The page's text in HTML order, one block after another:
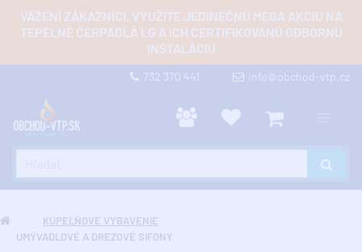
VÁŽENÍ ZÁKAZNÍCI, VYUŽITE JEDINEČNÚ MEGA AKCIU NA
TEPELNÉ ČERPADLÁ LG A ICH CERTIFIKOVANÚ ODBORNÚ
INŠTALÁCIU
732 370 441 info@obchod-vtp.cz
KÚPEĽŇOVÉ VYBAVENIE
UMÝVADLOVÉ A DREZOVÉ SIFONY